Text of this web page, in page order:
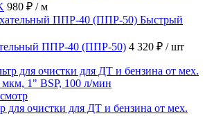
980 ₽ / м
Быстрый
ППР-40 (ППР-50) 4 320 ₽ / шт
для очистки для ДТ и бензина от мех.